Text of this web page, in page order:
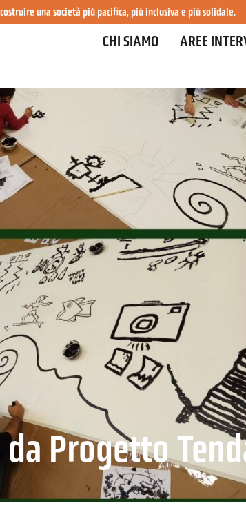
una società più pacifica, più inclusiva e più solidale.
CHI SIAMO AREE
Progetto